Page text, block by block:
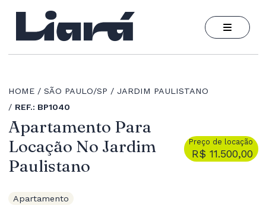
HOME SÃO PAULO/SP
JARDIM PAULISTANO
REF.: BP1040
Apartamento Para
Locação No Jardim
Paulistano
Preço de locação
R$ 11.500,00
Apartamento